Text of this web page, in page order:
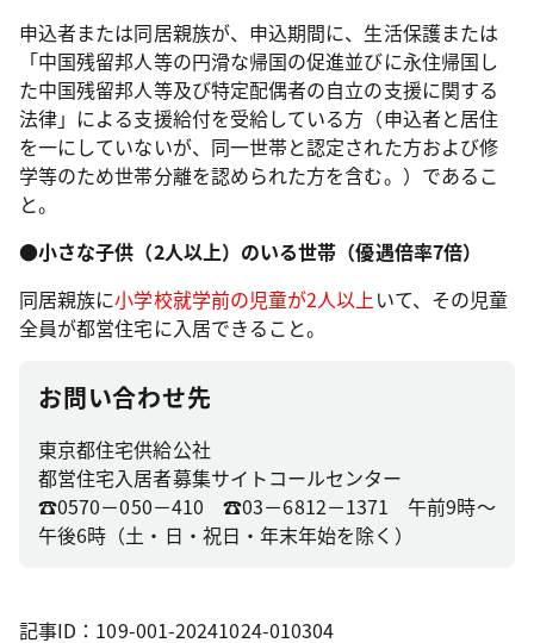
申込者または同居親族が、申込期間に、生活保護または
「中国残留邦人等の円滑な帰国の促進並びに永住帰国し
た中国残留邦人等及び特定配偶者の自立の支援に関する
法律」による支援給付を受給している方（申込者と居住
を一にしていないが、同一世帯と認定された方および修
学等のため世帯分離を認められた方を含む。）であるこ
と。
●小さな子供（2人以上）のいる世帯（優遇倍率7倍）
同居親族に小学校就学前の児童が2人以上いて、その児童
全員が都営住宅に入居できること。
お問い合わせ先
東京都住宅供給公社
都営住宅入居者募集サイトコールセンター
☎0570－050－410 ☎03－6812－1371 午前9時～
午後6時（土・日・祝日・年末年始を除く）
記事ID：109-001-20241024-010304